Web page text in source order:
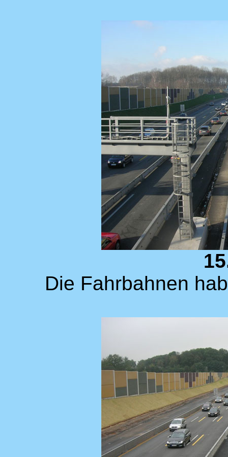
Die Fahrbahnen